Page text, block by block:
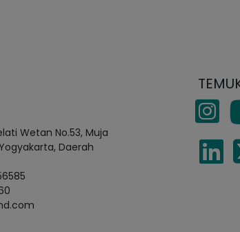
Wetan No.53, Muja
Daerah